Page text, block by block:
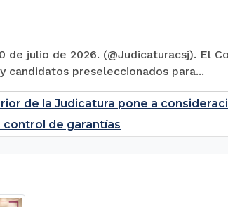
de julio de 2026. (@Judicaturacsj). El
candidatos preseleccionados para...
de la Judicatura pone a
control de garantías